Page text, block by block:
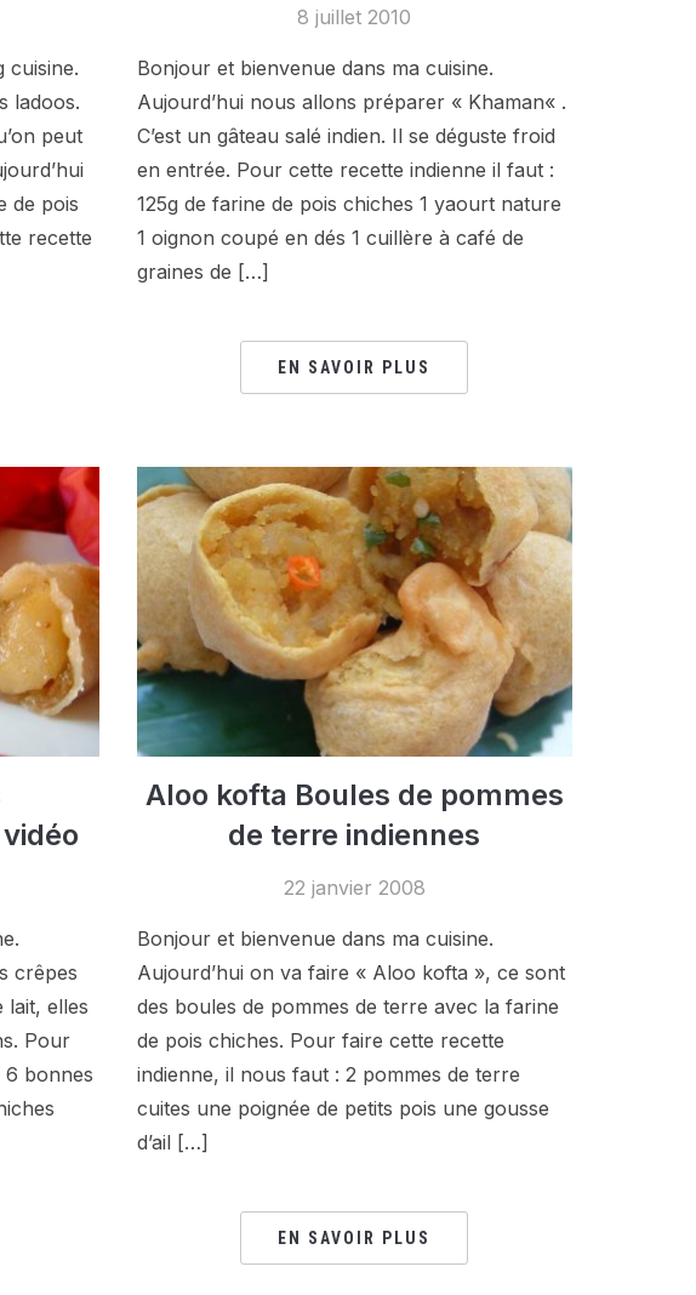
cuisine.
ladoos.
peut
de pois
recette
8 juillet 2010
Bonjour et bienvenue dans ma cuisine.
Aujourd’hui nous allons préparer « Khaman« .
C’est un gâteau salé indien. Il se déguste froid
en entrée. Pour cette recette indienne il faut :
125g de farine de pois chiches 1 yaourt nature
1 oignon coupé en dés 1 cuillère à café de
graines de […]
EN SAVOIR PLUS
crêpes
lait, elles
Pour
6 bonnes
Aloo kofta Boules de pommes
de terre indiennes
22 janvier 2008
Bonjour et bienvenue dans ma cuisine.
Aujourd’hui on va faire « Aloo kofta », ce sont
des boules de pommes de terre avec la farine
de pois chiches. Pour faire cette recette
indienne, il nous faut : 2 pommes de terre
cuites une poignée de petits pois une gousse
d’ail […]
EN SAVOIR PLUS